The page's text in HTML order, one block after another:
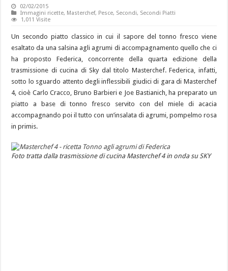
02/02/2015
Immagini ricette, Masterchef, Pesce, Secondi, Secondi Piatti
1,011 Visite
Un secondo piatto classico in cui il sapore del tonno fresco viene
esaltato da una salsina agli agrumi di accompagnamento quello che ci
ha proposto Federica, concorrente della quarta edizione della
trasmissione di cucina di Sky dal titolo Masterchef. Federica, infatti,
sotto lo sguardo attento degli inflessibili giudici di gara di Masterchef
4, cioè Carlo Cracco, Bruno Barbieri e Joe Bastianich, ha preparato un
piatto a base di tonno fresco servito con del miele di acacia
accompagnando poi il tutto con un’insalata di agrumi, pompelmo rosa
in primis.
Foto tratta dalla trasmissione di cucina Masterchef 4 in onda su SKY